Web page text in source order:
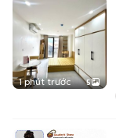
1 phút trước 5